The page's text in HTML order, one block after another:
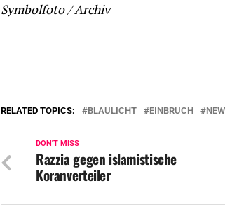
Symbolfoto / Archiv
RELATED TOPICS: BLAULICHT EINBRUCH
DON'T MISS
Razzia gegen islamistische
Koranverteiler